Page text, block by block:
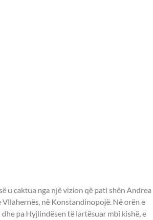
u caktua nga një vizion që pati shën Andrea
në Konstandinopojë. Në orën e
pa Hyjlindësen të lartësuar mbi kishë, e